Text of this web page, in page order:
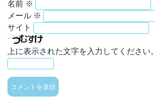
名前 ※
メール ※
サイト
上に表示された文字を入力してください。